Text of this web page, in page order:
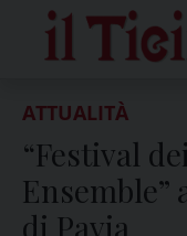
content
ATTUALITÀ
“Festival
di Pavia